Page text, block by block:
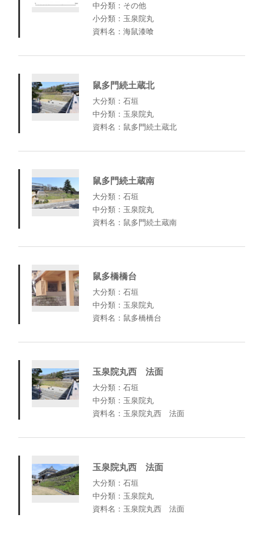
中分類：その他
小分類：玉泉院丸
資料名：海鼠漆喰
鼠多門続土蔵北
大分類：石垣
中分類：玉泉院丸
資料名：鼠多門続土蔵北
鼠多門続土蔵南
大分類：石垣
中分類：玉泉院丸
資料名：鼠多門続土蔵南
鼠多橋橋台
大分類：石垣
中分類：玉泉院丸
資料名：鼠多橋橋台
玉泉院丸西 法面
大分類：石垣
中分類：玉泉院丸
資料名：玉泉院丸西 法面
玉泉院丸西 法面
大分類：石垣
中分類：玉泉院丸
資料名：玉泉院丸西 法面